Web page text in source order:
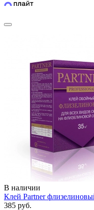
В наличии
Клей Partner
385 руб.